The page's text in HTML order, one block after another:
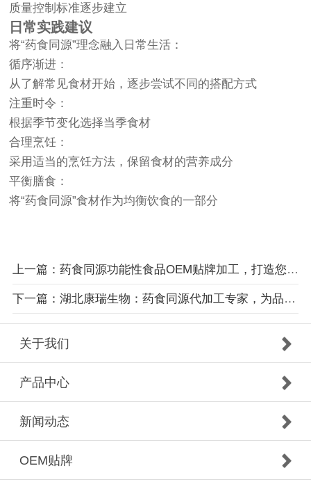
质量控制标准逐步建立
日常实践建议
将“药食同源”理念融入日常生活：
循序渐进：
从了解常见食材开始，逐步尝试不同的搭配方式
注重时令：
根据季节变化选择当季食材
合理烹饪：
采用适当的烹饪方法，保留食材的营养成分
平衡膳食：
将“药食同源”食材作为均衡饮食的一部分
上一篇：药食同源功能性食品OEM贴牌加工，打造您的专属健康品牌
下一篇：湖北康瑞生物：药食同源代加工专家，为品牌方定制健康产品
关于我们
产品中心
新闻动态
OEM贴牌